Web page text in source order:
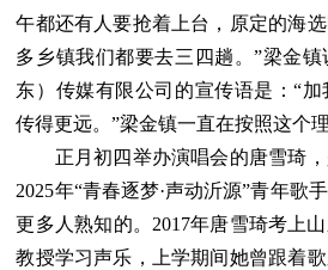
午都还有人要抢着上台，原定的海
多乡镇我们都要去三四趟。”梁金
东）传媒有限公司的宣传语是：“
传得更远。”梁金镇一直在按照这个
正月初四举办演唱会的唐雪琦，
2025年“青春逐梦·声动沂源”青年歌
更多人熟知的。2017年唐雪琦考上
教授学习声乐，上学期间她曾跟着